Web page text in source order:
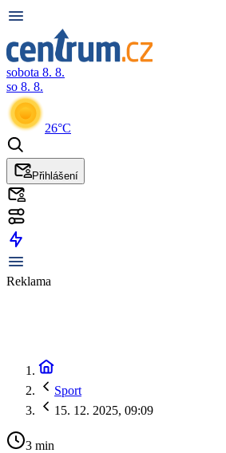
sobota 8. 8.
so 8. 8.
26°C
Přihlášení
Reklama
Sport
15. 12. 2025, 09:09
3 min